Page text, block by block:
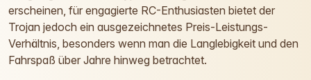
erscheinen, für engagierte RC-Enthusiasten bietet der
Trojan jedoch ein ausgezeichnetes Preis-Leistungs-
Verhältnis, besonders wenn man die Langlebigkeit und den
Fahrspaß über Jahre hinweg betrachtet.